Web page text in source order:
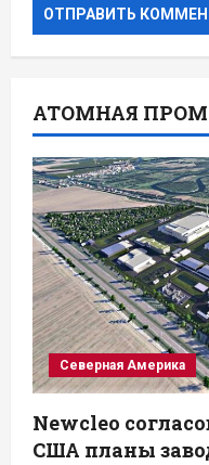
АТОМНАЯ
Северная Америка
Newcleo
США планы